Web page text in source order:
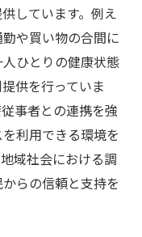
しています。例え
や買い物の合間に
ひとりの健康状態
供を行っていま
事者との連携を強
利用できる環境を
域社会における調
らの信頼と支持を